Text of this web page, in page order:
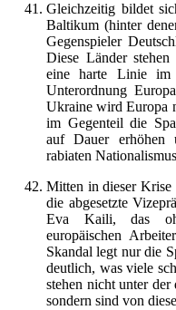
Gleichzeitig bildet
Baltikum (hinter
Gegenspieler
Diese Länder
eine harte Linie im
Unterordnung
Ukraine wird Europa
im Gegenteil die
auf Dauer erhöhen
rabiaten
Mitten in dieser Krise
die abgesetzte
Eva Kaili, das
europäischen
Skandal legt nur die
deutlich, was viele
stehen nicht unter
sondern sind von